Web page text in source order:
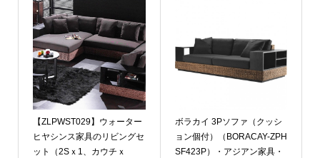
【ZLPWST029】ウォーター
ヒヤシンス家具のリビングセ
ット（2Sｘ1、カウチｘ
ボラカイ 3Pソファ（クッシ
ョン個付）（BORACAY-ZPH
SF423P）・アジアン家具・